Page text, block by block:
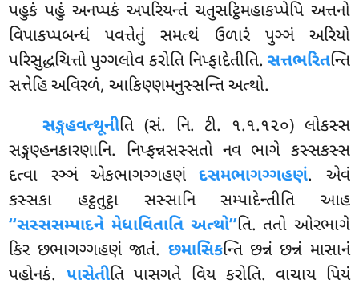
પહુકં પહું અનપ્પકં અપરિયન્તં ચતુસટ્ઠિમહાકપ્પેપિ અત્તનો
વિપાકપ્પબન્ધં પવત્તેતું સમત્થં ઉળારં પુઞ્ઞં અરિયો
પરિસુદ્ધચિત્તો પુગ્ગલોવ કરોતિ નિપ્ફાદેતીતિ. સત્તભરિતન્તિ
સત્તેહિ અવિરળં, આકિણ્ણમનુસ્સન્તિ અત્થો.
સઙ્ગહવત્થૂનીતિ (સં. નિ. ટી. ૧.૧.૧૨૦) લોકસ્સ
સઙ્ગણ્હનકારણાનિ. નિપ્ફન્નસસ્સતો નવ ભાગે કસ્સકસ્સ
દત્વા રઞ્ઞં એકભાગગ્ગહણંદસમભાગગ્ગહણં. એવં
કસ્સકા હટ્ઠતુટ્ઠા સસ્સાનિ સમ્પાદેન્તીતિ આહ
‘‘સસ્સસમ્પાદને મેધાવિતાતિ અત્થો’’તિ. તતો ઓરભાગે
કિર છભાગગ્ગહણં જાતં. છમાસિકન્તિ છન્નં છન્નં માસાનં
પહોનકં. પાસેતીતિ પાસગતે વિય કરોતિ. વાચાય પિયં